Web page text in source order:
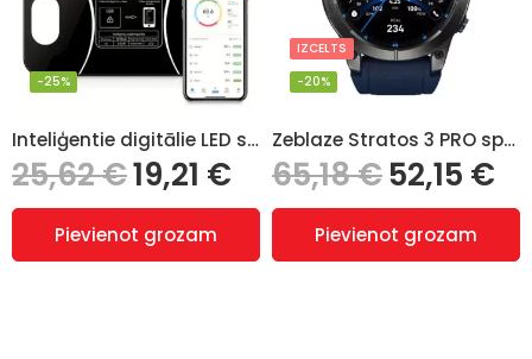
Inteliģentie digitālie LED svari ar viedtālruņa lietotni
-25%
25,62€19,21 €
Pievienot grozam
Zeblaze Stratos 3 PRO sporta GPS viedpulkstenis, zila siksniņa
IZCELTS
-20%
65,18€52,15 €
Pievienot grozam